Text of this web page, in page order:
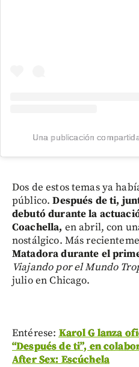
Una publicación
Dos de estos temas ya
público. Después de ti,
debutó durante la
Coachella, en abril, con
nostálgico. Más
Matadoradurante el
Viajando por el Mundo
julio en Chicago.
Entérese: Karol G lanza
“Después de ti”, en
After Sex: Escúchela